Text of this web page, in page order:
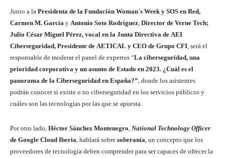
Junto a la Presidenta de la Fundación Woman´s Week y SOS en Red,
Carmen M. García y Antonio Soto Rodríguez Director de Verne Tech;
Julio César Miguel Pérez, vocal en la Junta Directiva de AEI
Ciberseguridad, Presidente de AETICAL y CEO de Grupo CFI , será el
responsable de moderar el panel de expertos “La ciberseguridad, una
prioridad corporativa y un asunto de Estado en 2023. ¿Cuál es el
panorama de la Ciberseguridad en España?” , donde los asistentes
podrán conocer si existe o no ciberseguridad en los servicios públicos y
cuáles son las tecnologías por las que se apuesta.
Por otro lado, Héctor Sánchez Montenegro National Technology Officer
de Google Cloud Iberia , hablará sobre soberanía , un concepto que los
proveedores de tecnología deben comprender para ser capaces de ofrecer la